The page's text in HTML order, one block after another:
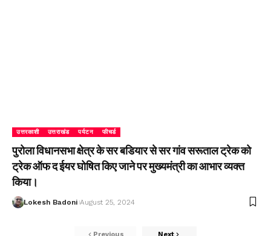
उत्तरकाशी उत्तराखंड पर्यटन फीचर्ड
पुरोला विधानसभा क्षेत्र के सर बडियार से सर गांव सरूताल ट्रेक को
ट्रेक ऑफ द ईयर घोषित किए जाने पर मुख्यमंत्री का आभार व्यक्त
किया।
Lokesh Badoni August 25, 2024